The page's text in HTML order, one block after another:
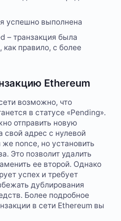
успешно выполнена
– транзакция была
правило, с более
Ethereum
возможно, что
в статусе «Pending».
отправить новую
свой адрес с нулевой
nonce, но установить
Это позволит удалить
ее второй. Однако
успех и требует
дублирования
Более подробное
в сети Ethereum вы